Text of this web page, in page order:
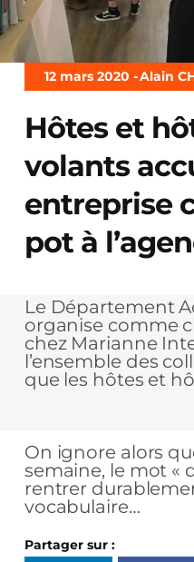
12 mars 2020 -Alain
Hôtes et
volants
entreprise
pot à
Le Département
organise comme
chez Marianne
l’ensemble des
que les hôtes et
On ignore alors
semaine, le mot «
rentrer
vocabulaire…
Partager sur :